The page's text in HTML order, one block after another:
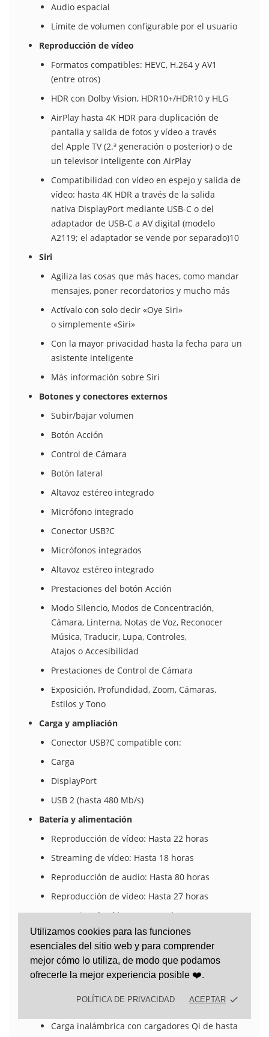
Utilizamos cookies para las funciones
esenciales del sitio web y para comprender
mejor cómo lo utiliza, de modo que podamos
ofrecerle la mejor experiencia posible ❤️.
POLÍTICA DE PRIVACIDAD ACEPTAR done
Audio espacial
Límite de volumen configurable por el usuario
Reproducción de vídeo
Formatos compatibles: HEVC, H.264 y AV1
(entre otros)
HDR con Dolby Vision, HDR10+/HDR10 y HLG
AirPlay hasta 4K HDR para duplicación de
pantalla y salida de fotos y vídeo a través
del Apple TV (2.ª generación o posterior) o de
un televisor inteligente con AirPlay
Compati­bilidad con vídeo en espejo y salida de
vídeo: hasta 4K HDR a través de la salida
nativa DisplayPort mediante USB-C o del
adaptador de USB-C a AV digital (modelo
A2119; el adaptador se vende por separado)10
Siri
Agiliza las cosas que más haces, como mandar
mensajes, poner recordatorios y mucho más
Actívalo con solo decir «Oye Siri»
o simplemente «Siri»
Con la mayor privacidad hasta la fecha para un
asistente inteligente
Más información sobre Siri
Botones y conectores externos
Subir/bajar volumen
Botón Acción
Control de Cámara
Botón lateral
Altavoz estéreo integrado
Micrófono integrado
Conector USB?C
Micrófonos integrados
Altavoz estéreo integrado
Prestaciones del botón Acción
Modo Silencio, Modos de Concentración,
Cámara, Linterna, Notas de Voz, Reconocer
Música, Traducir, Lupa, Controles,
Atajos o Accesibilidad
Prestaciones de Control de Cámara
Exposición, Profundidad, Zoom, Cámaras,
Estilos y Tono
Carga y ampliación
Conector USB?C compatible con:
Carga
DisplayPort
USB 2 (hasta 480 Mb/s)
Batería y alimentación
Reproducción de vídeo: Hasta 22 horas
Streaming de vídeo: Hasta 18 horas
Reproducción de audio: Hasta 80 horas
Reproducción de vídeo: Hasta 27 horas
Streaming de vídeo: Hasta 24 horas
Reproducción de audio: Hasta 100 horas
Ambos modelos
Batería recargable integrada de iones de litio
Carga inalámbrica con MagSafe de hasta 25 W
Carga inalámbrica con cargadores Qi de hasta